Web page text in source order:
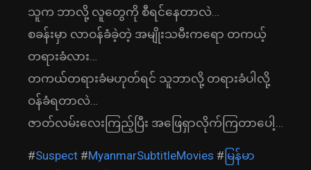
သူက ဘာလို့ လူတွေကို စီရင်နေတာလဲ…
စခန်းမှာ လာဝန်ခံခဲ့တဲ့ အမျိုးသမီးကရော တကယ့်
တရားခံလား…
တကယ်တရားခံမဟုတ်ရင် သူဘာလို့ တရားခံပါလို့
ဝန်ခံရတာလဲ…
ဇာတ်လမ်းလေးကြည့်ပြီး အဖြေရှာလိုက်ကြတာပေါ့…
#Suspect #MyanmarSubtitleMovies # မြန်မာ